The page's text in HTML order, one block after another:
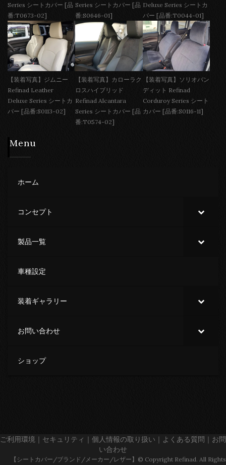
Series シートカバー [品
番:T0673-02]
Series シートカバー [品
番:S0646-01]
Deluxe Series シートカ
バー [品番:T0044-01]
【装着写真】ジムニー
Refinad Leather
Deluxe Series シートカ
バー [品番:S0113-02]
【装着写真】カローラク
ロスハイブリッド
Refinad Alcantara
Series シートカバー [品
番:T0574-02]
【装着写真】ソリオバン
ディット Refinad
Corduroy Series シート
カバー [品番:S0116-11]
Menu
ホーム
コンセプト
製品一覧
車種設定
装着ギャラリー
お問い合わせ
ショップ
ご利用環境 ｜ セキュリティ ｜ 個人情報の取り扱い ｜ よくある質問 ｜ お問
い合わせ
【シートカバー/ブランド/メーカー/レザー】© Copyright Refinad. All Rights